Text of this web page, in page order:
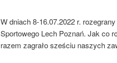
W dniach 8-16.07.2022 r.
Sportowego Lech Poznań. Jak co
razem zagrało sześciu naszych